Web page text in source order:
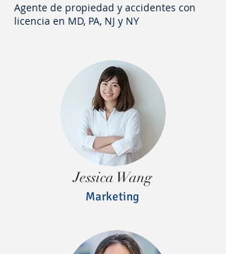
Agente de propiedad y accidentes con
licencia en MD, PA, NJ y NY
Jessica Wang
Marketing